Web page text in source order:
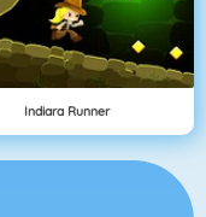
Indiara Runner